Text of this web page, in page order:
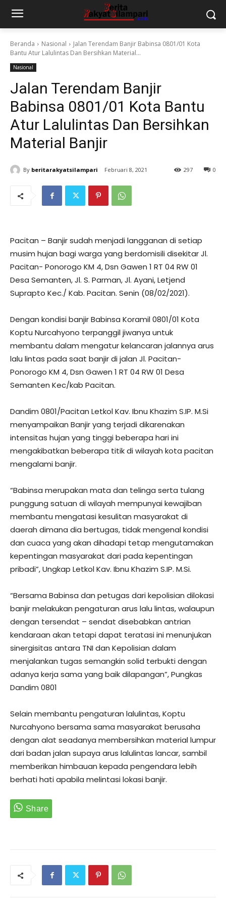
Beranda Nasional
Jalan Terendam Banjir Babinsa 0801/01 Kota
Bantu Atur Lalulintas Dan Bersihkan Material...
Nasional
Jalan Terendam Banjir
Babinsa 0801/01 Kota Bantu
Atur Lalulintas Dan Bersihkan
Material Banjir
By beritarakyatsilampari Februari 8, 2021 0
297
Pacitan – Banjir sudah menjadi langganan di setiap
musim hujan bagi warga yang berdomisili disekitar Jl.
Pacitan- Ponorogo KM 4, Dsn Gawen 1 RT 04 RW 01
Desa Semanten, Jl. S. Parman, Jl. Ayani, Letjend
Suprapto Kec./ Kab. Pacitan. Senin (08/02/2021).
Dengan kondisi banjir Babinsa Koramil 0801/01 Kota
Koptu Nurcahyono terpanggil jiwanya untuk
membantu dalam mengatur kelancaran jalannya arus
lalu lintas pada saat banjir di jalan Jl. Pacitan-
Ponorogo KM 4, Dsn Gawen 1 RT 04 RW 01 Desa
Semanten Kec/kab Pacitan.
Dandim 0801/Pacitan Letkol Kav. Ibnu Khazim S.IP. M.Si
menyampaikan Banjir yang terjadi dikarenakan
intensitas hujan yang tinggi beberapa hari ini
mengakibatkan beberapa titik di wilayah kota pacitan
mengalami banjir.
“Babinsa merupakan mata dan telinga serta tulang
punggung satuan di wilayah mempunyai kewajiban
membantu mengatasi kesulitan masyarakat di
daerah dimana dia bertugas, tidak mengenal kondisi
dan cuaca yang akan dihadapi tetap mengutamakan
kepentingan masyarakat dari pada kepentingan
pribadi”, Ungkap Letkol Kav. Ibnu Khazim S.IP. M.Si.
“Bersama Babinsa dan petugas dari kepolisian dilokasi
banjir melakukan pengaturan arus lalu lintas, walaupun
dengan tersendat – sendat disebabkan antrian
kendaraan akan tetapi dapat teratasi ini menunjukan
sinergisitas antara TNI dan Kepolisian dalam
menjalankan tugas semangkin solid terbukti dengan
adanya kerja sama yang baik dilapangan”, Pungkas
Dandim 0801
Selain membantu pengaturan lalulintas, Koptu
Nurcahyono bersama sama masyarakat berusaha
dengan alat seadanya membersihkan material lumpur
dari badan jalan supaya arus lalulintas lancar, sambil
memberikan himbauan kepada pengendara lebih
berhati hati apabila melintasi lokasi banjir.